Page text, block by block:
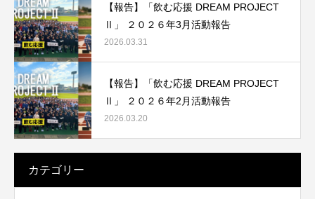
【報告】「飲む応援 DREAM PROJECT
Ⅱ」 ２０２６年3月活動報告
2026.03.31
【報告】「飲む応援 DREAM PROJECT
Ⅱ」 ２０２６年2月活動報告
2026.03.20
カテゴリー